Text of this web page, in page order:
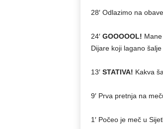
28′ Odlazimo na
24′GOOOOOL!
Dijare koji lagano
13′STATIVA! Kakva
9′ Prva pretnja na
1′ Počeo je meč u